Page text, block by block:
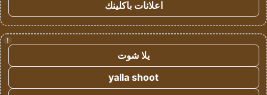
اعلانات باكلينك
!
يلا شوت
yalla shoot